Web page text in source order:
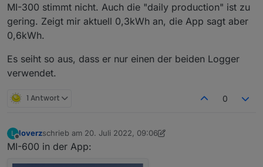
auf.
MI-300 stimmt nicht. Auch die "daily production" ist zu
gering. Zeigt mir aktuell 0,3kWh an, die App sagt aber
0,6kWh.
Es seiht so aus, dass er nur einen der beiden Logger
verwendet.
1 Antwort 0
L
Offline
loverzschrieb am 20. Juli 2022, 09:06
zuletzt editiert von loverz
MI-600 in der App: